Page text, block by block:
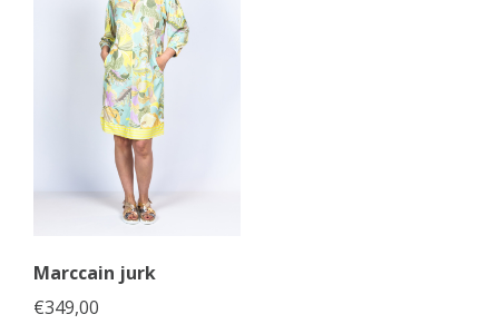
Marccain jurk
€349,00